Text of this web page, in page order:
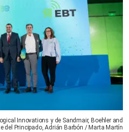
Innovations y de Sandmair, Boehler and
del Principado, Adrián Barbón / Marta Martín